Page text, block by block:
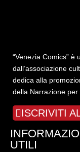
“Venezia Comics”
dall’associazione
dedica alla
della Narrazione per
ISCRIVITI
UTILI